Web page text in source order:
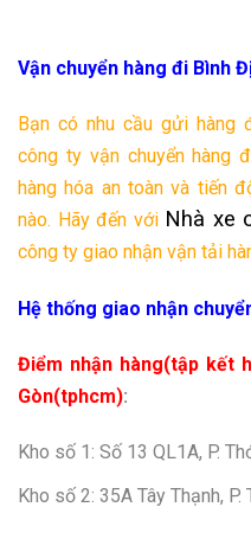
Vận chuyển hàng đi Bình
Bạn có nhu cầu gửi hàng
công ty vận chuyển hàng
hàng hóa an toàn và tiến
nào. Hãy đến với Nhà xe
công ty giao nhận vận tải
Hệ thống giao nhận
Điểm nhận hàng(tập kết
Gòn(tphcm):
Kho số 1: Số 13 QL1A, P.
Kho số 2: 35A Tây Thạnh, P.